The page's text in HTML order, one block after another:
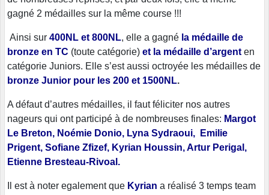
gagné 2 médailles sur la même course !!!
Ainsi sur 400NL et 800NL, elle a gagné la médaille de
bronze en TC (toute catégorie) et la médaille d’argent en
catégorie Juniors. Elle s’est aussi octroyée les médailles de
bronze Junior pour les 200 et 1500NL.
A défaut d’autres médailles, il faut féliciter nos autres
nageurs qui ont participé à de nombreuses finales: Margot
Le Breton, Noémie Donio, Lyna Sydraoui, Emilie
Prigent, Sofiane Zfizef, Kyrian Houssin, Artur Perigal,
Etienne Bresteau-Rivoal.
Il est à noter egalement que Kyrian a réalisé 3 temps team